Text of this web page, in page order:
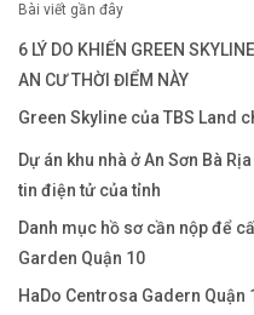
Bài viết gần đây
6 LÝ DO KHIẾN GREEN
AN CƯ THỜI ĐIỂM NÀY
Green Skyline của TBS Land
Dự án khu nhà ở An Sơn Bà
tin điện tử của tỉnh
Danh mục hồ sơ cần nộp để
Garden Quận 10
HaDo Centrosa Gadern